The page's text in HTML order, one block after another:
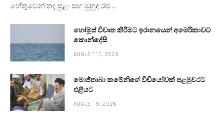
හේතුවෙන් තද සුළං සහ මුහුද රළු…
හෝමූස් විවෘත කිරීමට ඉරානයෙන් අමෙරිකාවට
කොන්දේසි
AUGUST 10, 2026
මොජ්තාබා කමේනිගේ වීඩියෝවක් පළමුවරට
එළියට
AUGUST 9, 2026